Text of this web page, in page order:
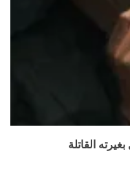
القاتلة